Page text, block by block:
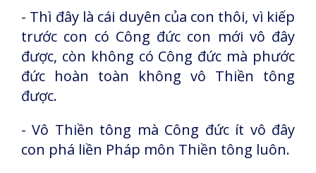
- Thì đây là cái duyên của con thôi, vì kiếp
trước con có Công đức con mới vô đây
được, còn không có Công đức mà phước
đức hoàn toàn không vô Thiền tông
được.
- Vô Thiền tông mà Công đức ít vô đây
con phá liền Pháp môn Thiền tông luôn.